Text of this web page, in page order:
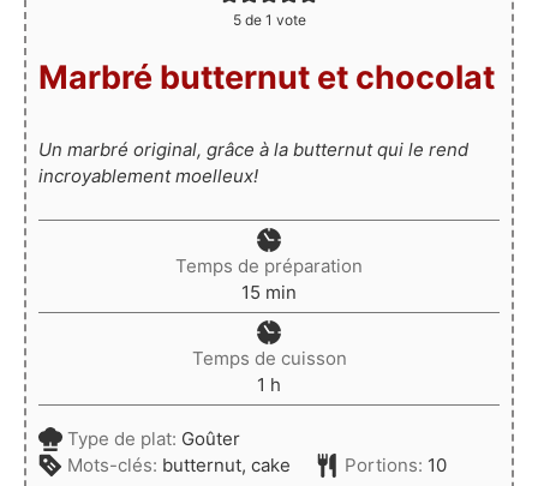
5de 1 vote
Marbré butternut et chocolat
Un marbré original, grâce à la butternut qui le rend
incroyablement moelleux!
Temps de préparation
15 minutes
min
Temps de cuisson
1 heure
h
Type de plat: Goûter
Mots-clés: butternut, cake Portions: 10